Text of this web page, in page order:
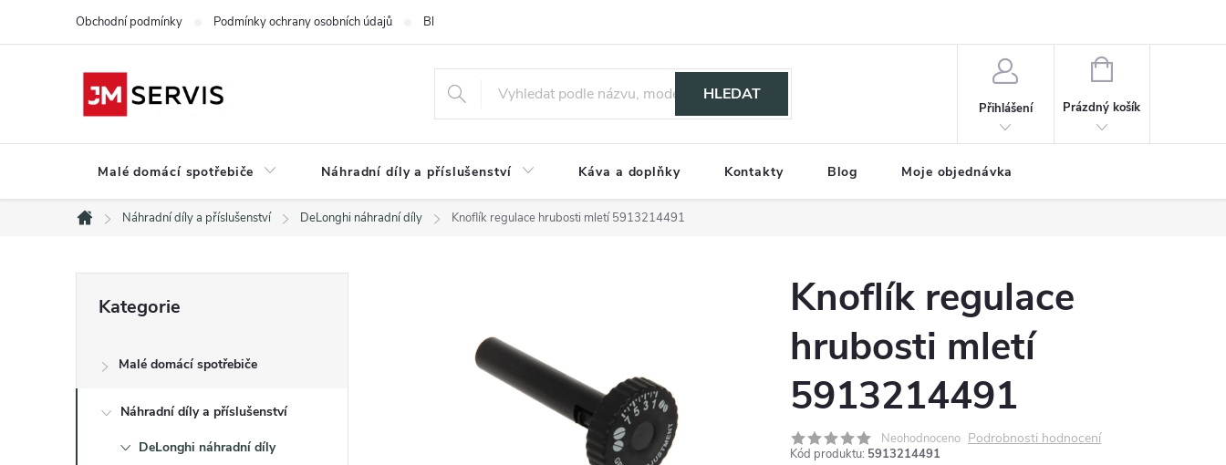
Obchodní podmínky Podmínky ochrany osobních údajů Blog
HLEDAT
Přihlášení
NÁKUPNÍ
Prázdný košík
Malé domácí spotřebiče Náhradní díly a příslušenství Káva a doplňky Kontakty Blog Moje objednávka
Domů
Náhradní díly a příslušenství DeLonghi náhradní díly Knoflík regulace hrubosti mletí 5913214491
s
kategorie
Kategorie
Malé domácí spotřebiče
Náhradní díly a příslušenství
DeLonghi náhradní díly
Knoflík regulace
hrubosti mletí
5913214491
Neohodnoceno Podrobnosti hodnocení
Kód produktu: 5913214491